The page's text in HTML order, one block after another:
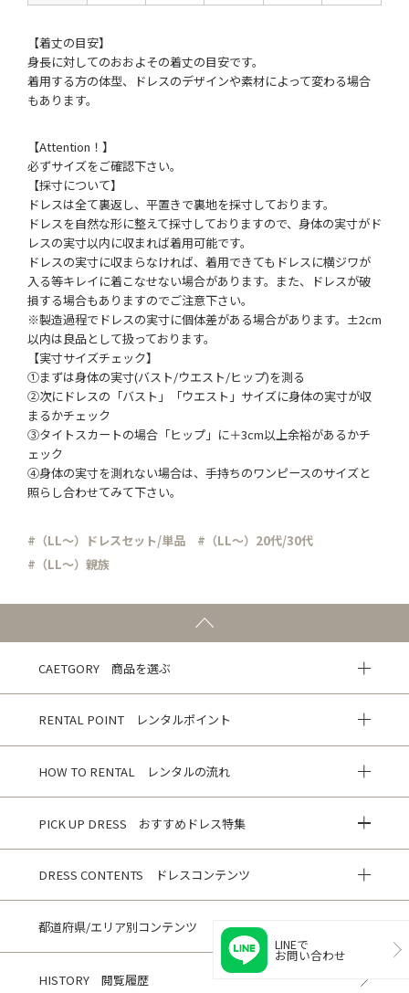
【着丈の目安】
身長に対してのおおよその着丈の目安です。
着用する方の体型、ドレスのデザインや素材によって変わる場合
もあります。
【Attention！】
必ずサイズをご確認下さい。
【採寸について】
ドレスは全て裏返し、平置きで裏地を採寸しております。
ドレスを自然な形に整えて採寸しておりますので、身体の実寸がド
レスの実寸以内に収まれば着用可能です。
ドレスの実寸に収まらなければ、着用できてもドレスに横ジワが
入る等キレイに着こなせない場合があります。また、ドレスが破
損する場合もありますのでご注意下さい。
※製造過程でドレスの実寸に個体差がある場合があります。±2cm
以内は良品として扱っております。
【実寸サイズチェック】
①まずは身体の実寸(バスト/ウエスト/ヒップ)を測る
②次にドレスの「バスト」「ウエスト」サイズに身体の実寸が収
まるかチェック
③タイトスカートの場合「ヒップ」に＋3cm以上余裕があるかチ
ェック
④身体の実寸を測れない場合は、手持ちのワンピースのサイズと
照らし合わせてみて下さい。
#（LL～）ドレスセット/単品
#（LL～）20代/30代
#（LL～）親族
CAETGORY 商品を選ぶ
RENTAL POINT レンタルポイント
HOW TO RENTAL レンタルの流れ
PICK UP DRESS おすすめドレス特集
DRESS CONTENTS ドレスコンテンツ
都道府県/エリア別コンテンツ
HISTORY 閲覧履歴
LINEで
お問い合わせ